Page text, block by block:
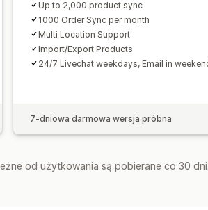
Up to 2,000 product sync
1000 Order Sync per month
Multi Location Support
Import/Export Products
24/7 Livechat weekdays, Email in
7-dniowa darmowa wersja próbna
od użytkowania są pobierane co 30 dni.